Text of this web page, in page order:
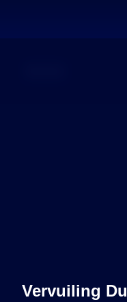
Vervuiling